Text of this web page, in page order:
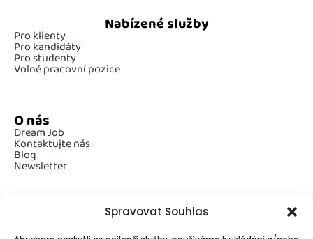
Spravovat Souhlas
Nabízené služby
Pro klienty
Pro kandidáty
Pro studenty
Volné pracovní pozice
O nás
Dream Job
Kontaktujte nás
Blog
Newsletter
Povinné informace